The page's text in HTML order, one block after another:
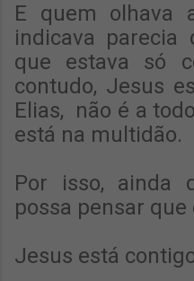
E quem olhava
indicava parecia
que estava só
contudo, Jesus
Elias, não é a
está na multidão.
Por isso, ainda
possa pensar que
Jesus está